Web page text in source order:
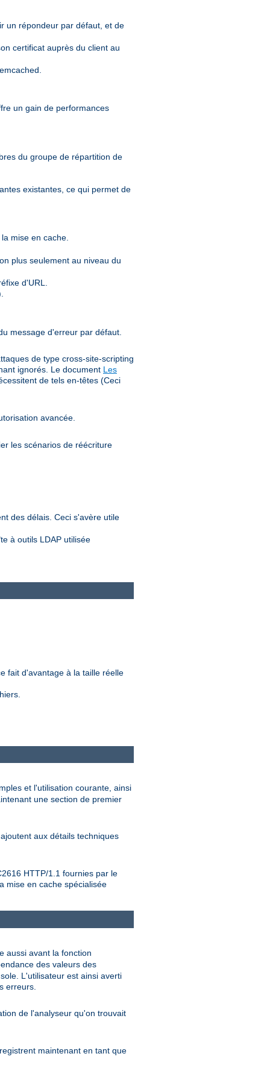
un répondeur par défaut, et de
certificat auprès du client au
un gain de performances
du groupe de répartition de
existantes, ce qui permet de
mise en cache.
plus seulement au niveau du
d'URL.
message d'erreur par défaut.
de type cross-site-scripting
ignorés. Le document Les
de tels en-têtes (Ceci
avancée.
les scénarios de réécriture
des délais. Ceci s'avère utile
à outils LDAP utilisée
fait d'avantage à la taille réelle
et l'utilisation courante, ainsi
une section de premier
aux détails techniques
HTTP/1.1 fournies par le
mise en cache spécialisée
aussi avant la fonction
des valeurs des
L'utilisateur est ainsi averti
erreurs.
de l'analyseur qu'on trouvait
maintenant en tant que